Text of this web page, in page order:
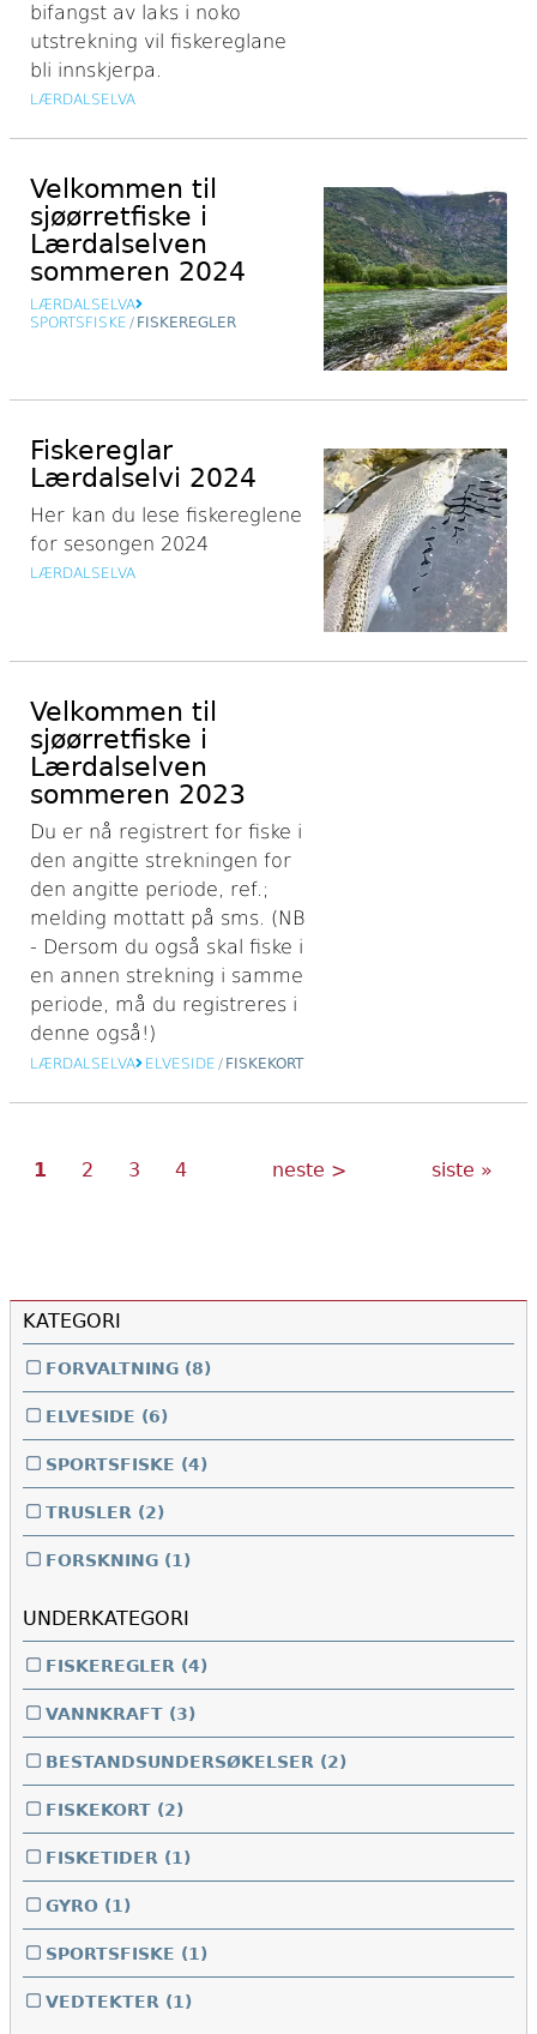
bifangst av laks i noko
utstrekning vil fiskereglane
bli innskjerpa.
LÆRDALSELVA
Velkommen til
sjøørretfiske i
Lærdalselven
sommeren 2024
LÆRDALSELVA
SPORTSFISKE / FISKEREGLER
Fiskereglar
Lærdalselvi 2024
Her kan du lese fiskereglene
for sesongen 2024
LÆRDALSELVA
Velkommen til
sjøørretfiske i
Lærdalselven
sommeren 2023
Du er nå registrert for fiske i
den angitte strekningen for
den angitte periode, ref.;
melding mottatt på sms. (NB
- Dersom du også skal fiske i
en annen strekning i samme
periode, må du registreres i
denne også!)
LÆRDALSELVA ELVESIDE / FISKEKORT
Sider
Nåværende
1 Side
2 Side
3 Side
4
Neste
neste >
Siste
siste »
KATEGORI
FORVALTNING (8)
ELVESIDE (6)
SPORTSFISKE (4)
TRUSLER (2)
FORSKNING (1)
UNDERKATEGORI
FISKEREGLER (4)
VANNKRAFT (3)
BESTANDSUNDERSØKELSER (2)
FISKEKORT (2)
FISKETIDER (1)
GYRO (1)
SPORTSFISKE (1)
VEDTEKTER (1)